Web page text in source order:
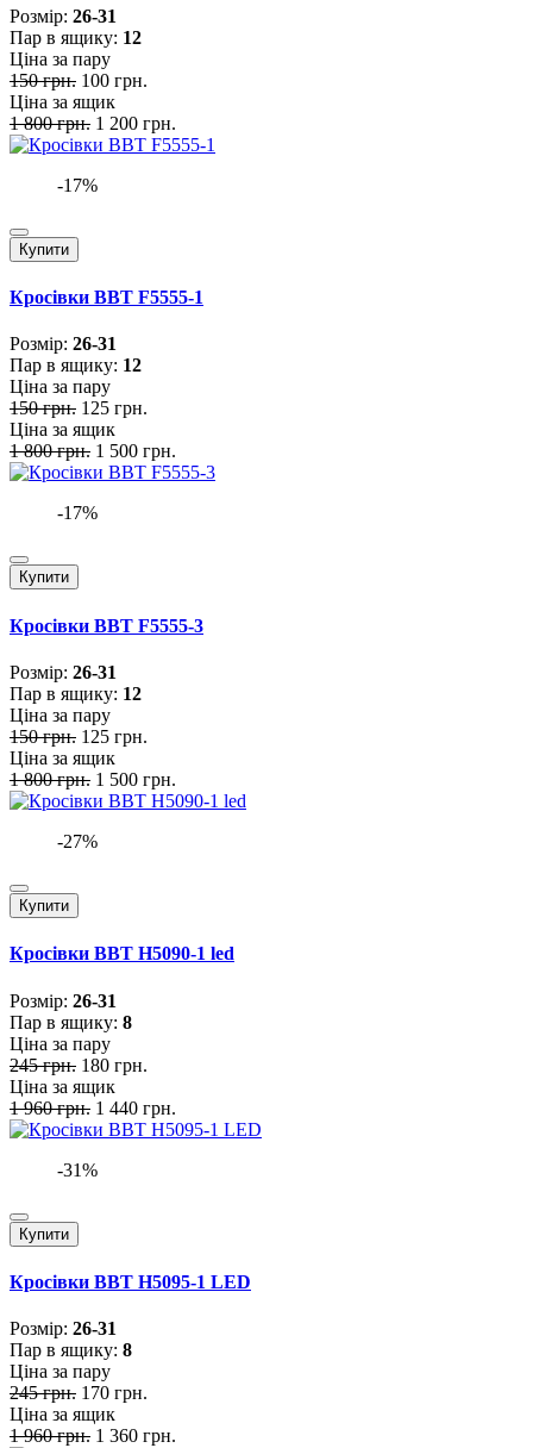
Розмiр: 26-31
Пар в ящику: 12
Ціна за пару
150 грн. 100 грн.
Ціна за ящик
1 800 грн. 1 200 грн.
-17%
Купити
Кросівки BBT F5555-1
Розмiр: 26-31
Пар в ящику: 12
Ціна за пару
150 грн. 125 грн.
Ціна за ящик
1 800 грн. 1 500 грн.
-17%
Купити
Кросівки BBT F5555-3
Розмiр: 26-31
Пар в ящику: 12
Ціна за пару
150 грн. 125 грн.
Ціна за ящик
1 800 грн. 1 500 грн.
-27%
Купити
Кросівки BBT H5090-1 led
Розмiр: 26-31
Пар в ящику: 8
Ціна за пару
245 грн. 180 грн.
Ціна за ящик
1 960 грн. 1 440 грн.
-31%
Купити
Кросівки BBT H5095-1 LED
Розмiр: 26-31
Пар в ящику: 8
Ціна за пару
245 грн. 170 грн.
Ціна за ящик
1 960 грн. 1 360 грн.